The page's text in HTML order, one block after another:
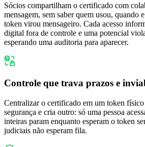
Sócios compartilham o certificado com
mensagem, sem saber quem usou, quando
token virou mensageiro. Cada acesso
digital fora de controle e uma potencial
esperando uma auditoria para aparecer.
Controle que trava prazos e
Centralizar o certificado em um token
segurança e cria outro: só uma pessoa
inteiras param enquanto esperam o token
judiciais não esperam fila.